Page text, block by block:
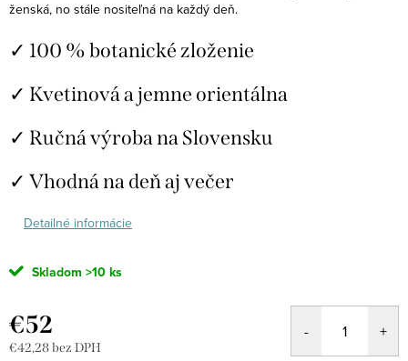
ženská, no stále nositeľná na každý deň.
✓ 100 % botanické zloženie
✓ Kvetinová a jemne orientálna
✓ Ručná výroba na Slovensku
✓ Vhodná na deň aj večer
Detailné informácie
Skladom >10 ks
€52
€42,28 bez DPH